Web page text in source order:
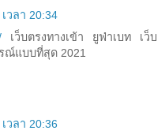
วลา 20:34
เว็บตรงทางเข้า ยูฟ่าเบท เว็บ
ณ์แบบที่สุด 2021
วลา 20:36